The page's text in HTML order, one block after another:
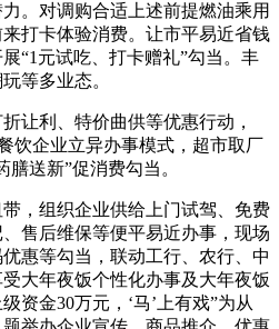
对调购合适上述前提燃油乘用
打卡体验消费。让市平易近省钱
“1元试吃、打卡赠礼”勾当。丰
等多业态。
利、特价曲供等优惠行动，
饮企业立异办事模式，超市取厂
送新”促消费勾当。
组织企业供给上门试驾、免费
售后维保等便平易近办事，现场
惠等勾当，联动工行、农行、中
大年夜饭个性化办事及大年夜饭
资金30万元，‘马’上有戏”为从